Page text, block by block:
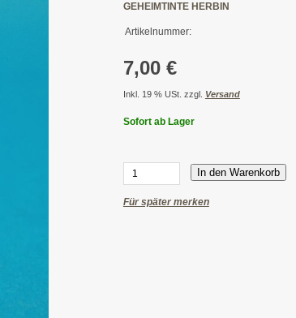
GEHEIMTINTE HERBIN
Artikelnummer:
7,00 €
Inkl. 19 % USt. zzgl. Versand
Sofort ab Lager
In den Warenkorb
Für später merken